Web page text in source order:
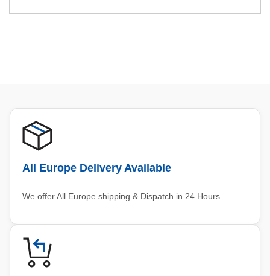
All Europe Delivery Available
We offer All Europe shipping & Dispatch in 24 Hours.